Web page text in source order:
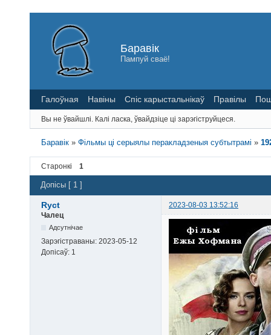
Баравік
Пампуй сваё!
Галоўная Навіны Спіс карыстальнікаў Правілы
Вы не ўвайшлі. Калі ласка, ўвайдзіце ці зарэгіструйцеся.
Баравік »Фільмы ці серыялы перакладзеныя субтытрамі »
Старонкі 1
Допісы [ 1 ]
Ryct
2023-08-03 13:52:16
Чалец
Адсутнічае
Зарэгістраваны: 2023-05-12
Допісаў: 1